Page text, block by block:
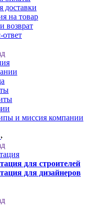
доставки
на товар
возврат
и миссия компании
для строителей
для дизайнеров